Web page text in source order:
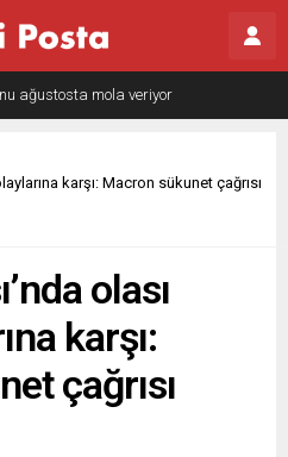
ağustosta mola veriyor
karşı: Macron sükunet çağrısı
olası
karşı:
çağrısı